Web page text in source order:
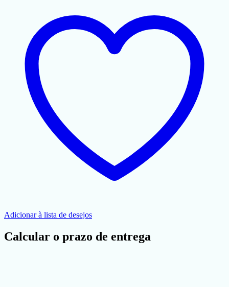
Adicionar à lista de desejos
Calcular o prazo de entrega